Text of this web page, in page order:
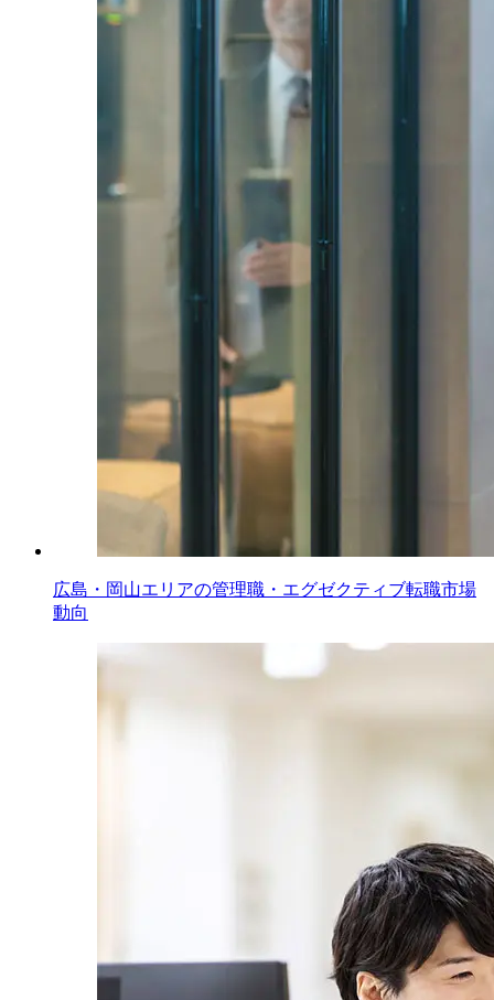
広島・岡山エリアの管理職・エグゼクティブ転職市場
動向